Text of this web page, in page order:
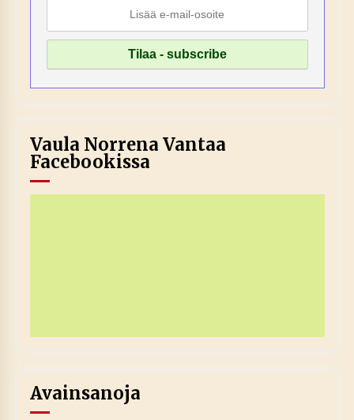
Vaula Norrena Vantaa
Facebookissa
Avainsanoja